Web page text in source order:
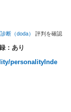
断（doda） 評判を確認
：あり
personalityInde